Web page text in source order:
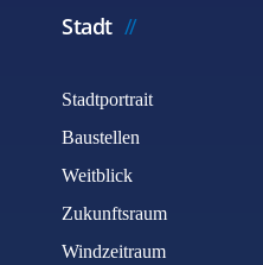
Stadt
Stadtportrait
Baustellen
Weitblick
Zukunftsraum
Windzeitraum